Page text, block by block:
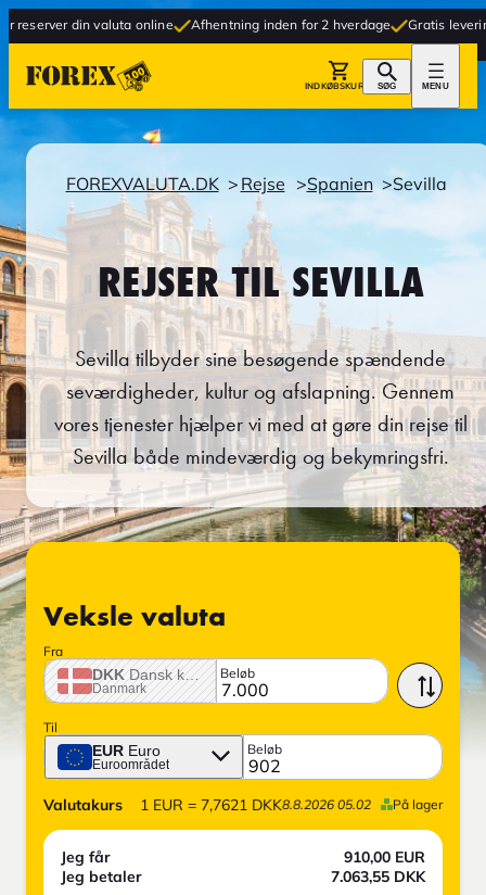
valuta online Afhentning inden for 2 hverdage Gratis levering til butik
INDKØBSKURV SØG MENU
FOREXVALUTA.DK Rejse Spanien Sevilla
REJSER TIL SEVILLA
Sevilla tilbyder sine besøgende spændende
seværdigheder, kultur og afslapning. Gennem
vores tjenester hjælper vi med at gøre din rejse til
Sevilla både mindeværdig og bekymringsfri.
Veksle valuta
Fra
DKK Dansk krone
Danmark
Beløb
Til
EUR Euro
Euroområdet
Beløb
Valutakurs 1 EUR = 7,7621 DKK8.8.2026 05.02 På lager
Jeg får 910,00 EUR
Jeg betaler
7.063,55 DKK